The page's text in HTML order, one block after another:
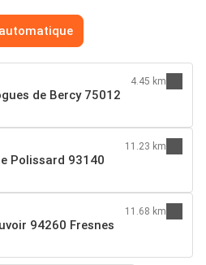
de Bercy 75012
4.45 km
Polissard 93140
11.23 km
94260 Fresnes
11.68 km